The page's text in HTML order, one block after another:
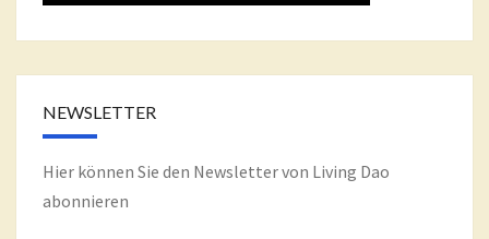
NEWSLETTER
Hier können Sie den Newsletter von Living Dao
abonnieren